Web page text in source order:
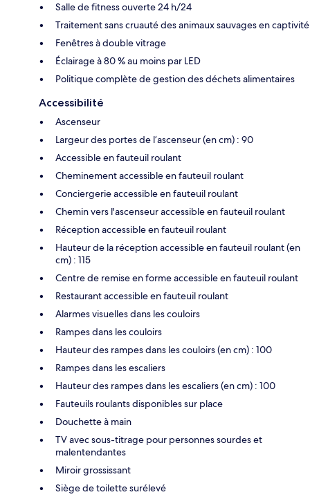
Salle de fitness ouverte 24 h/24
Traitement sans cruauté des animaux sauvages en captivité
Fenêtres à double vitrage
Éclairage à 80 % au moins par LED
Politique complète de gestion des déchets alimentaires
Accessibilité
Ascenseur
Largeur des portes de l’ascenseur (en cm) : 90
Accessible en fauteuil roulant
Cheminement accessible en fauteuil roulant
Conciergerie accessible en fauteuil roulant
Chemin vers l'ascenseur accessible en fauteuil roulant
Réception accessible en fauteuil roulant
Hauteur de la réception accessible en fauteuil roulant (en
cm) : 115
Centre de remise en forme accessible en fauteuil roulant
Restaurant accessible en fauteuil roulant
Alarmes visuelles dans les couloirs
Rampes dans les couloirs
Hauteur des rampes dans les couloirs (en cm) : 100
Rampes dans les escaliers
Hauteur des rampes dans les escaliers (en cm) : 100
Fauteuils roulants disponibles sur place
Douchette à main
TV avec sous-titrage pour personnes sourdes et
malentendantes
Miroir grossissant
Siège de toilette surélevé